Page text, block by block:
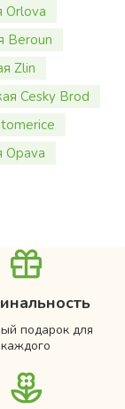
Orlova
Beroun
Zlin
Cesky Brod
Opava
подарок для
каждого